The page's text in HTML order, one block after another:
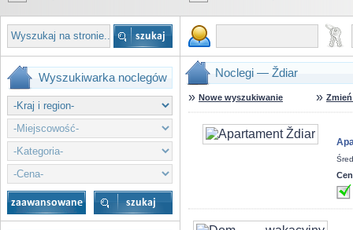
Noclegi — Ždiar
» Nowe wyszukiwanie »
Wyszukiwarka noclegów